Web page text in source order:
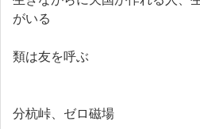
がいる
類は友を呼ぶ
分杭峠、ゼロ磁場